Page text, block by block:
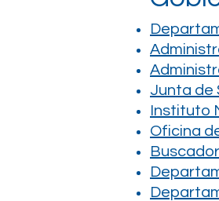
Junta de
Instituto
Oficina